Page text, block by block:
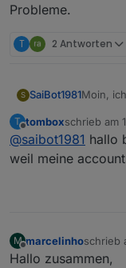
Probleme.
T 2 Antworten
S SaiBot1981Moin,
Adapter
ohne
T
Offline
tomboxschrieb am
zuletzt
@saibot1981 hallo
weil meine
M
Offline
marcelinhoschrieb
zuletzt
Hallo zusammen,